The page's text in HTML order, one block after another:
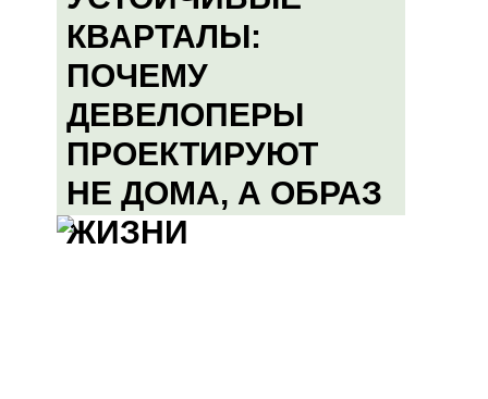
КВАРТАЛЫ:
ПОЧЕМУ
ДЕВЕЛОПЕРЫ
ПРОЕКТИРУЮТ
НЕ ДОМА, А ОБРАЗ
ЖИЗНИ